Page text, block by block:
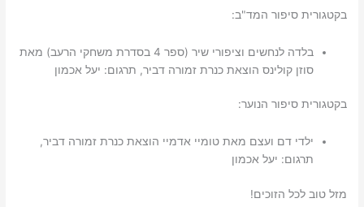
בקטגורית סיפור המד"ב:
בלדה לנחשים וציפורי שיר (ספר 4 בסדרת משחקי הרעב) מאת
סוזן קולינס הוצאת כנרת זמורה דביר, תרגום: יעל אכמון
בקטגורית סיפור הנוער:
ילדי דם ועצם מאת טומיי אדמיי הוצאת כנרת זמורה דביר,
תרגום: יעל אכמון
מזל טוב לכל הזוכים!